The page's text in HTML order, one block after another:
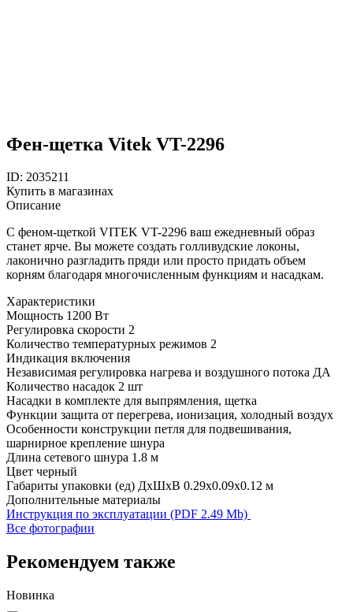
Фен-щетка Vitek VT-2296
ID: 2035211
Купить в магазинах
Описание
С феном-щеткой VITEK VT-2296 ваш ежедневный образ
станет ярче. Вы можете создать голливудские локоны,
лаконично разгладить пряди или просто придать объем
корням благодаря многочисленным функциям и насадкам.
Характеристики
Мощность 1200 Вт
Регулировка скорости 2
Количество температурных режимов 2
Индикация включения
Независимая регулировка нагрева и воздушного потока ДА
Количество насадок 2 шт
Насадки в комплекте для выпрямления, щетка
Функции защита от перегрева, ионизация, холодный воздух
Особенности конструкции петля для подвешивания,
шарнирное крепление шнура
Длина сетевого шнура 1.8 м
Цвет черный
Габариты упаковки (ед) ДхШхВ 0.29x0.09x0.12 м
Дополнительные материалы
Инструкция по эксплуатации (PDF 2.49 Mb)
Все фотографии
Рекомендуем также
Новинка